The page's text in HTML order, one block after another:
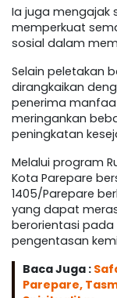
Ia juga mengajak
memperkuat
sosial dalam
Selain peletakan
dirangkaikan
penerima
meringankan
peningkatan
Melalui program
Kota Parepare
1405/Parepare
yang dapat
berorientasi
pengentasan
Baca Juga :
Parepare,